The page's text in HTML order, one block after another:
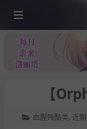
【
血腥残酷类 近